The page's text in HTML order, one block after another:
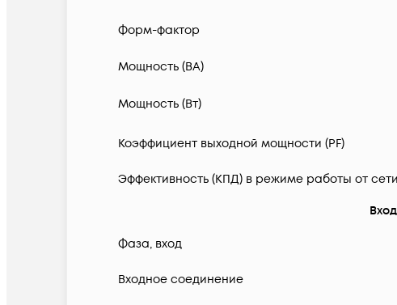
Форм-фактор
Мощность (ВА)
Мощность (Вт)
Коэффициент выходной мощности (PF)
Эффективность (КПД) в режиме работы от сети
Фаза, вход
Входное соединение